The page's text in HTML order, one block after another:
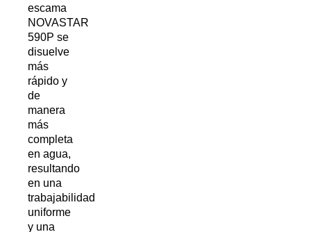
escama
NOVASTAR
590P se
disuelve
más
rápido y
de
manera
más
completa
en agua,
resultando
en una
trabajabilidad
uniforme
y una